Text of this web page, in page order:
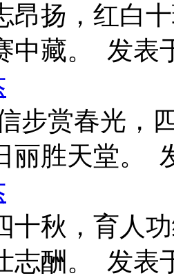
昂扬，红白
中藏。 发表
步赏春光，
丽胜天堂。
十秋，育人
志酬。 发表